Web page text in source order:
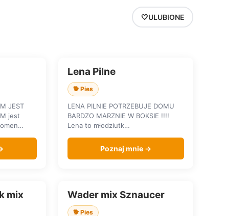
🤍ULUBIONE
JEST
jest
SZUKA DOMU
Lena Pilne
🐕 Pies
LENA PILNIE POTRZEBUJE DOMU
BARDZO MARZNIE W BOKSIE !!!!
Lena to młodziutk…
Poznaj mnie →
mix SZUKA DOMU
Wader mix Sznaucer
🐕 Pies